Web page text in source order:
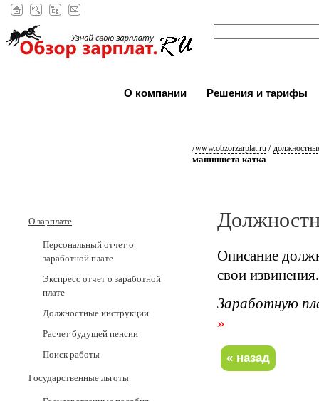
О компании Решения и тарифы
/www.obzorzarplat.ru /
машиниста катка
О зарплате
Персональный отчет о
заработной плате
Экспресс отчет о заработной
плате
Должностные инструкции
Расчет будущей пенсии
Поиск работы
Государственные льготы
Описание
свои извинения.
Заработную
»